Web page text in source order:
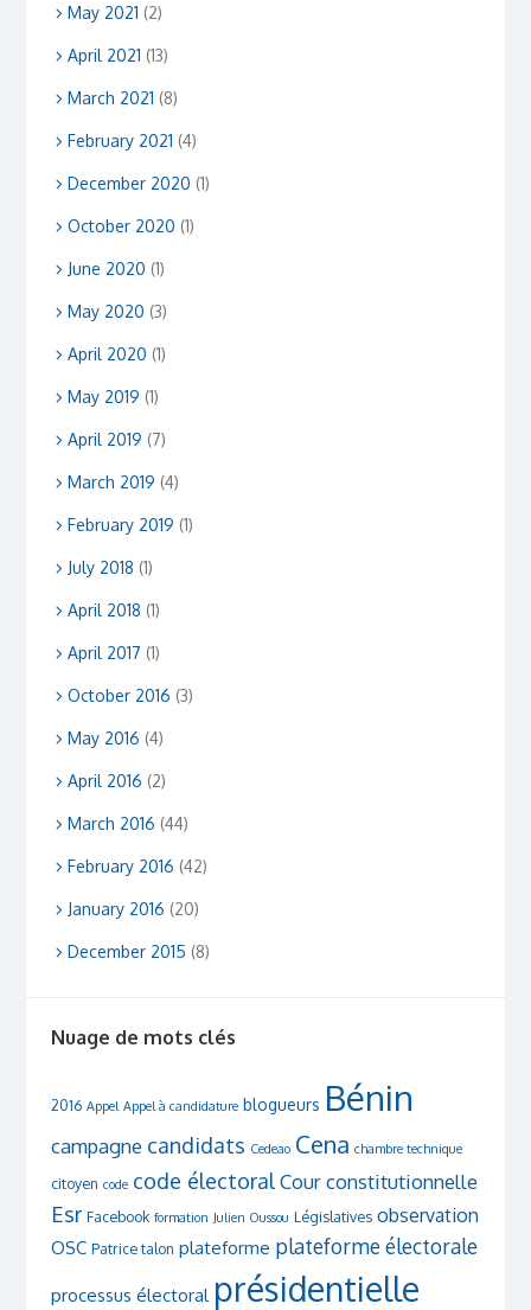
May 2021 (2)
April 2021 (13)
March 2021 (8)
February 2021 (4)
December 2020 (1)
October 2020 (1)
June 2020 (1)
May 2020 (3)
April 2020 (1)
May 2019 (1)
April 2019 (7)
March 2019 (4)
February 2019 (1)
July 2018 (1)
April 2018 (1)
April 2017 (1)
October 2016 (3)
May 2016 (4)
April 2016 (2)
March 2016 (44)
February 2016 (42)
January 2016 (20)
December 2015 (8)
Nuage de mots clés
2016 Appel Appel à candidature blogueurs Bénin
campagne candidats Cedeao Cena chambre technique
citoyen code code électoral Cour constitutionnelle
Esr Facebook formation Julien Oussou Législatives observation
OSC Patrice talon plateforme plateforme électorale
processus électoral présidentielle